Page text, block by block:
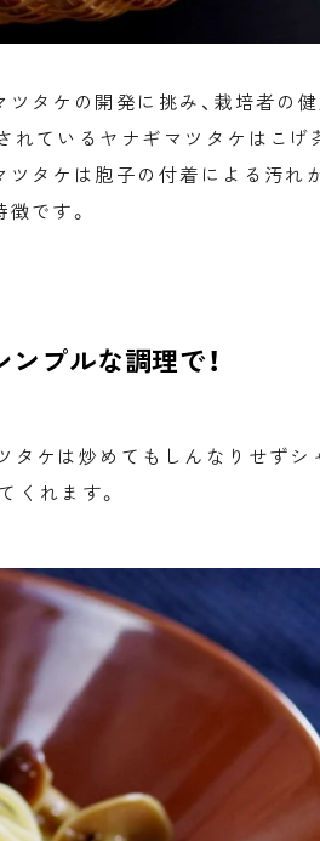
タケの開発に挑み、栽培者の健
ているヤナギマツタケはこげ
タケは胞子の付着による汚れ
です。
プルな調理で！
タケは炒めてもしんなりせずシ
くれます。